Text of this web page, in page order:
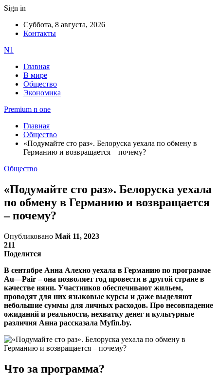
Sign in
Суббота, 8 августа, 2026
Контакты
N1
Главная
В мире
Общество
Экономика
Premium n one
Главная
Общество
«Подумайте сто раз». Белоруска уехала по обмену в
Германию и возвращается – почему?
Общество
«Подумайте сто раз». Белоруска уехала
по обмену в Германию и возвращается
– почему?
Опубликовано Май 11, 2023
211
Поделится
В сентябре Анна Алехно уехала в Германию по программе
Au—Pair– она позволяет год провести в другой стране в
качестве няни. Участников обеспечивают жильем,
проводят для них языковые курсы и даже выделяют
небольшие суммы для личных расходов. Про несовпадение
ожиданий и реальности, нехватку денег и культурные
различия Анна рассказала Myfin.by.
Что за программа?